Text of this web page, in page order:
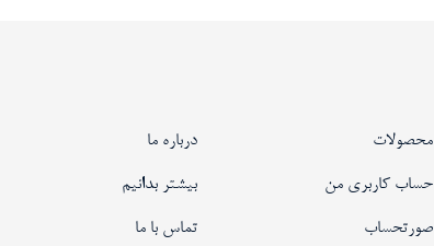
محصولات
حساب کاربری من
صورتحساب
درباره ما
بیشتر بدانیم
تماس با ما